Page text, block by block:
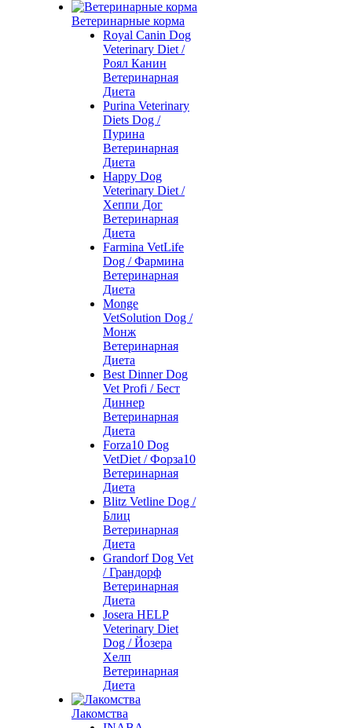
Ветеринарные корма
Royal Canin Dog
Veterinary Diet /
Роял Канин
Ветеринарная
Диета
Purina Veterinary
Diets Dog /
Пурина
Ветеринарная
Диета
Happy Dog
Veterinary Diet /
Хеппи Дог
Ветеринарная
Диета
Farmina VetLife
Dog / Фармина
Ветеринарная
Диета
Monge
VetSolution Dog /
Монж
Ветеринарная
Диета
Best Dinner Dog
Vet Profi / Бест
Диннер
Ветеринарная
Диета
Forza10 Dog
VetDiet / Форза10
Ветеринарная
Диета
Blitz Vetline Dog /
Блиц
Ветеринарная
Диета
Grandorf Dog Vet
/ Грандорф
Ветеринарная
Диета
Josera HELP
Veterinary Diet
Dog / Йозера
Хелп
Ветеринарная
Диета
Лакомства